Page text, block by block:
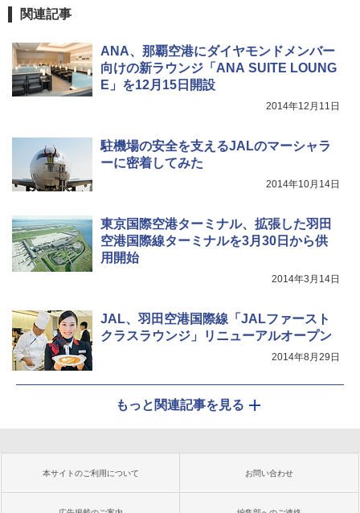
関連記事
ANA、那覇空港にダイヤモンドメンバー
向けの新ラウンジ「ANA SUITE LOUNG
E」を12月15日開設
2014年12月11日
駐機場の安全を支えるJALのマーシャラ
ーに密着してみた
2014年10月14日
東京国際空港ターミナル、拡張した羽田
空港国際線ターミナルを3月30日から供
用開始
2014年3月14日
JAL、羽田空港国際線「JALファースト
クラスラウンジ」リニューアルオープン
2014年8月29日
もっと関連記事を見る
本サイトのご利用について お問い合わせ